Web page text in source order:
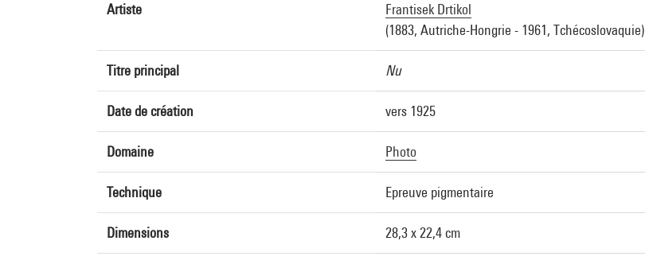
Artiste
Frantisek Drtikol
(1883, Autriche-Hongrie - 1961, Tchécoslovaquie)
Titre principal Nu
Date de création vers 1925
Domaine Photo
Technique Epreuve pigmentaire
Dimensions 28,3 x 22,4 cm